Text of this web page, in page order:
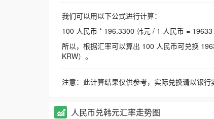
我们可以用以下公式进行计算：
100 人民币 * 196.3300 韩元 / 1 人民币 =
所以，根据汇率可以算出 100 人民币可兑换
KRW）。
注意：此计算结果仅供参考，实际兑换请以银行
人民币兑韩元汇率走势图